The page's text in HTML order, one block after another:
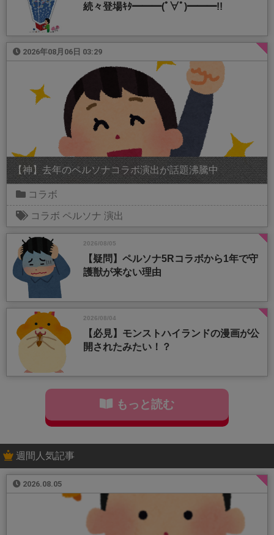
続々登場ｷﾀ━━━(ﾟ∀ﾟ)━━━!!
2026年08月06日 03:29
【神】去年のペルソナコラボ演出が話題沸騰中
コラボ
コラボ ペルソナ 演出
2026/08/05
【疑問】ペルソナ5Rコラボから1年で守
護獣が来ない理由
2026/08/04
【必見】モンストハイランドの漫画が公
開されたみたい！？
もっと読む
週間人気記事
2026.08.05